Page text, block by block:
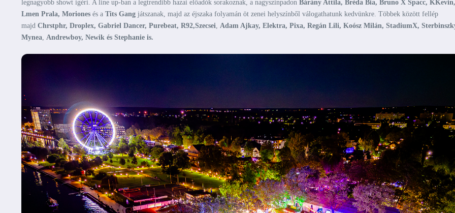
legnagyobb showt ígéri. A line up-ban a legtrendibb hazai előadók sorakoznak, a nagyszínpadon Bárány Attila, Bréda Bia, Bruno X Spacc, KKevin,
Lmen Prala, Moriones és a Tits Gang játszanak, majd az éjszaka folyamán öt zenei helyszínből válogathatunk kedvünkre. Többek között fellép
majd Chrstphr, Droplex, Gabriel Dancer, Purebeat, R92,Szecsei
Adam Ajkay, Elektra, Pixa, Regán Lili, Koósz Milán, StadiumX,
Mynea
Andrewboy, Newik és Stephanie is.